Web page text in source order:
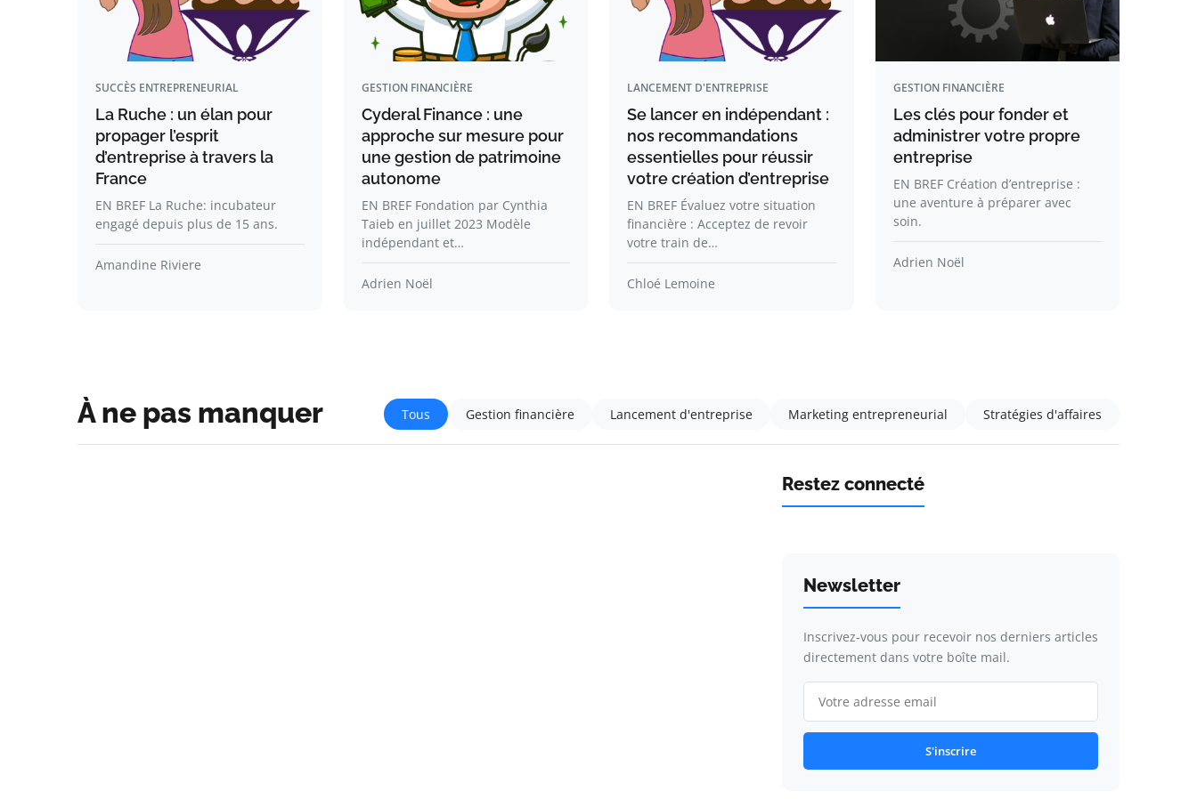
SUCCÈS ENTREPRENEURIAL
La Ruche : un élan pour
propager l’esprit
d’entreprise à travers la
France
EN BREF La Ruche: incubateur
engagé depuis plus de 15 ans.
Amandine Riviere
GESTION FINANCIÈRE
Cyderal Finance : une
approche sur mesure pour
une gestion de patrimoine
autonome
EN BREF Fondation par Cynthia
Taieb en juillet 2023 Modèle
indépendant et…
Adrien Noël
LANCEMENT D'ENTREPRISE
Se lancer en indépendant :
nos recommandations
essentielles pour réussir
votre création d’entreprise
EN BREF Évaluez votre situation
financière : Acceptez de revoir
votre train de…
Chloé Lemoine
GESTION FINANCIÈRE
Les clés pour fonder et
administrer votre propre
entreprise
EN BREF Création d’entreprise :
une aventure à préparer avec
soin.
Adrien Noël
À ne pas manquer Tous Gestion financière Lancement d'entreprise Marketing entrepreneurial Stratégies d'affaires
Restez connecté
Newsletter
Inscrivez-vous pour recevoir nos derniers articles
directement dans votre boîte mail.
S'inscrire